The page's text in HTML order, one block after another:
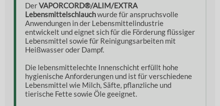
DerVAPORCORD®/ALIM/EXTRA
Lebensmittelschlauchwurde für anspruchsvolle
Anwendungen in der Lebensmittelindustrie
entwickelt und eignet sich für die Förderung flüssiger
Lebensmittel sowie für Reinigungsarbeiten mit
Heißwasser oder Dampf.
Die lebensmittelechte Innenschicht erfüllt hohe
hygienische Anforderungen und ist für verschiedene
Lebensmittel wie Milch, Säfte, pflanzliche und
tierische Fette sowie Öle geeignet.